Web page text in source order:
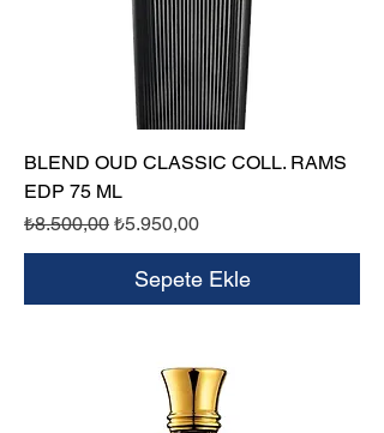
BLEND OUD CLASSIC COLL. RAMS
EDP 75 ML
Normal Fiyat
₺8.500,00 İndirimli Fiyat
₺5.950,00
Sepete Ekle